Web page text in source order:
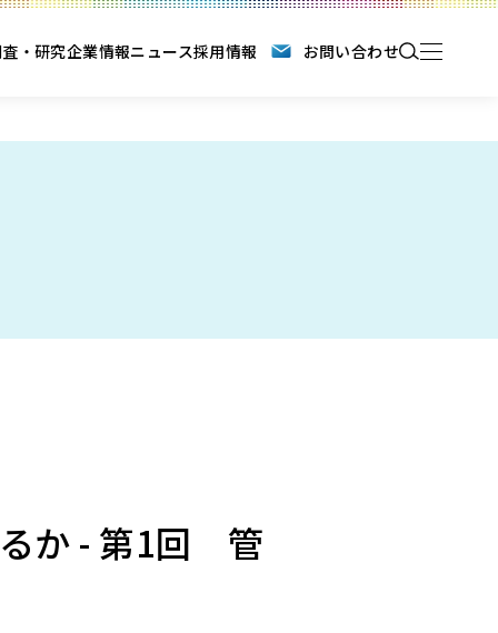
・研究企業情報ニュース採用情報 お問い合わせ
か - 第1回 管